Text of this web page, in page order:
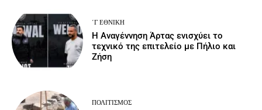
΄Γ ΕΘΝΙΚΉ
Η Αναγέννηση Άρτας ενισχύει το
τεχνικό της επιτελείο με Πήλιο και
Ζήση
ΠΟΛΙΤΙΣΜΌΣ